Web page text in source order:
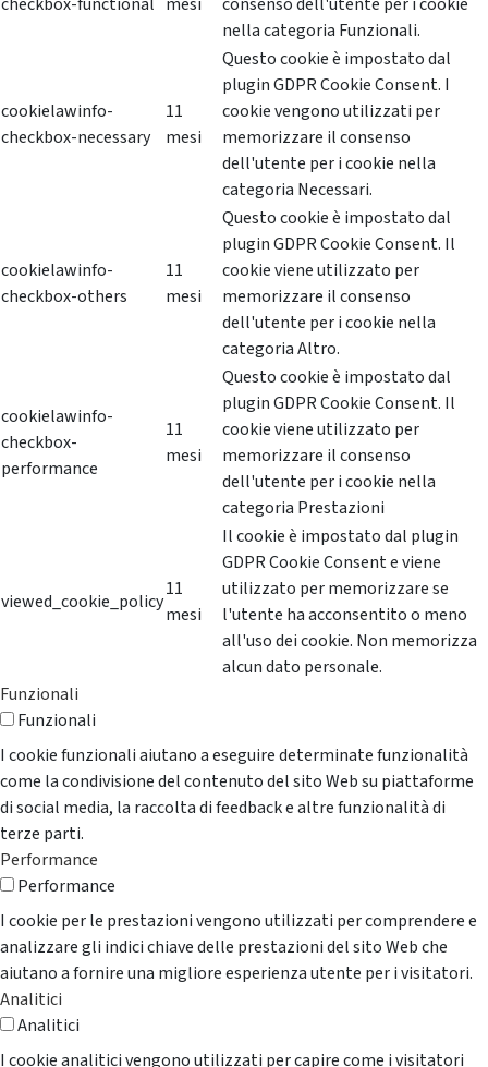
nella categoria Funzionali.
cookielawinfo-
checkbox-necessary
11
mesi
Questo cookie è impostato dal
plugin GDPR Cookie Consent. I
cookie vengono utilizzati per
memorizzare il consenso
dell'utente per i cookie nella
categoria Necessari.
cookielawinfo-
checkbox-others
11
mesi
Questo cookie è impostato dal
plugin GDPR Cookie Consent. Il
cookie viene utilizzato per
memorizzare il consenso
dell'utente per i cookie nella
categoria Altro.
cookielawinfo-
checkbox-
performance
11
mesi
Questo cookie è impostato dal
plugin GDPR Cookie Consent. Il
cookie viene utilizzato per
memorizzare il consenso
dell'utente per i cookie nella
categoria Prestazioni
viewed_cookie_policy
11
mesi
Il cookie è impostato dal plugin
GDPR Cookie Consent e viene
utilizzato per memorizzare se
l'utente ha acconsentito o meno
all'uso dei cookie. Non memorizza
alcun dato personale.
Funzionali
Funzionali
I cookie funzionali aiutano a eseguire determinate funzionalità
come la condivisione del contenuto del sito Web su piattaforme
di social media, la raccolta di feedback e altre funzionalità di
terze parti.
Performance
Performance
I cookie per le prestazioni vengono utilizzati per comprendere e
analizzare gli indici chiave delle prestazioni del sito Web che
aiutano a fornire una migliore esperienza utente per i visitatori.
Analitici
Analitici
I cookie analitici vengono utilizzati per capire come i visitatori